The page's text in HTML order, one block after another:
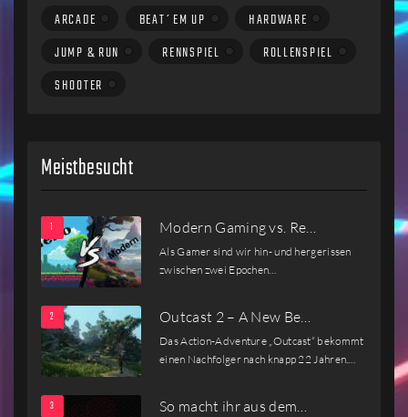
ARCADE
BEAT´EM UP
HARDWARE
JUMP & RUN
RENNSPIEL
ROLLENSPIEL
SHOOTER
Meistbesucht
Modern Gaming vs. Re…
Als Gamer sind wir hin- und hergerissen
zwischen zwei Epochen…
Outcast 2 – A New Be…
Das Action-Adventure „Outcast“ bekommt
einen Nachfolger nach knapp 22 Jahren.…
So macht ihr aus dem…